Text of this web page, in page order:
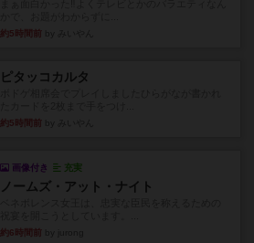
約5時間前
ピタッコカルタ
約5時間前
画像付き 充実
ノームズ・アット・ナイト
約6時間前